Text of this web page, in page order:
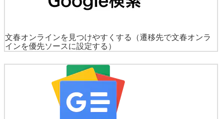
文春オンラインを見つけやすくする
（遷移先で文春オンラ
インを優先ソースに設定する）